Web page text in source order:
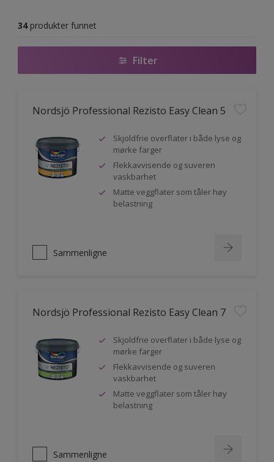
34 produkter funnet
Filter
Nordsjö Professional Rezisto Easy Clean 5
Skjoldfrie overflater i både lyse og
mørke farger
Flekkavvisende og suveren
vaskbarhet
Matte veggflater som tåler høy
belastning
Sammenligne
Nordsjö Professional Rezisto Easy Clean 7
Skjoldfrie overflater i både lyse og
mørke farger
Flekkavvisende og suveren
vaskbarhet
Matte veggflater som tåler høy
belastning
Sammenligne